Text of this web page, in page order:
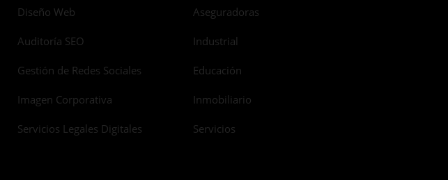
Diseño Web
Auditoría SEO
Gestión de Redes Sociales
Imagen Corporativa
Servicios Legales Digitales
Aseguradoras
Industrial
Educación
Inmobiliario
Servicios